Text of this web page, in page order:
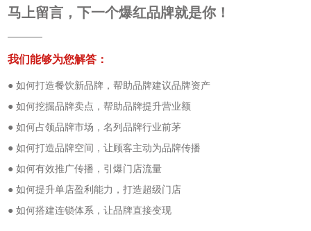
马上留言，下一个爆红品牌就是你！
我们能够为您解答：
● 如何打造餐饮新品牌，帮助品牌建议品牌资产
● 如何挖掘品牌卖点，帮助品牌提升营业额
● 如何占领品牌市场，名列品牌行业前茅
● 如何打造品牌空间，让顾客主动为品牌传播
● 如何有效推广传播，引爆门店流量
● 如何提升单店盈利能力，打造超级门店
● 如何搭建连锁体系，让品牌直接变现